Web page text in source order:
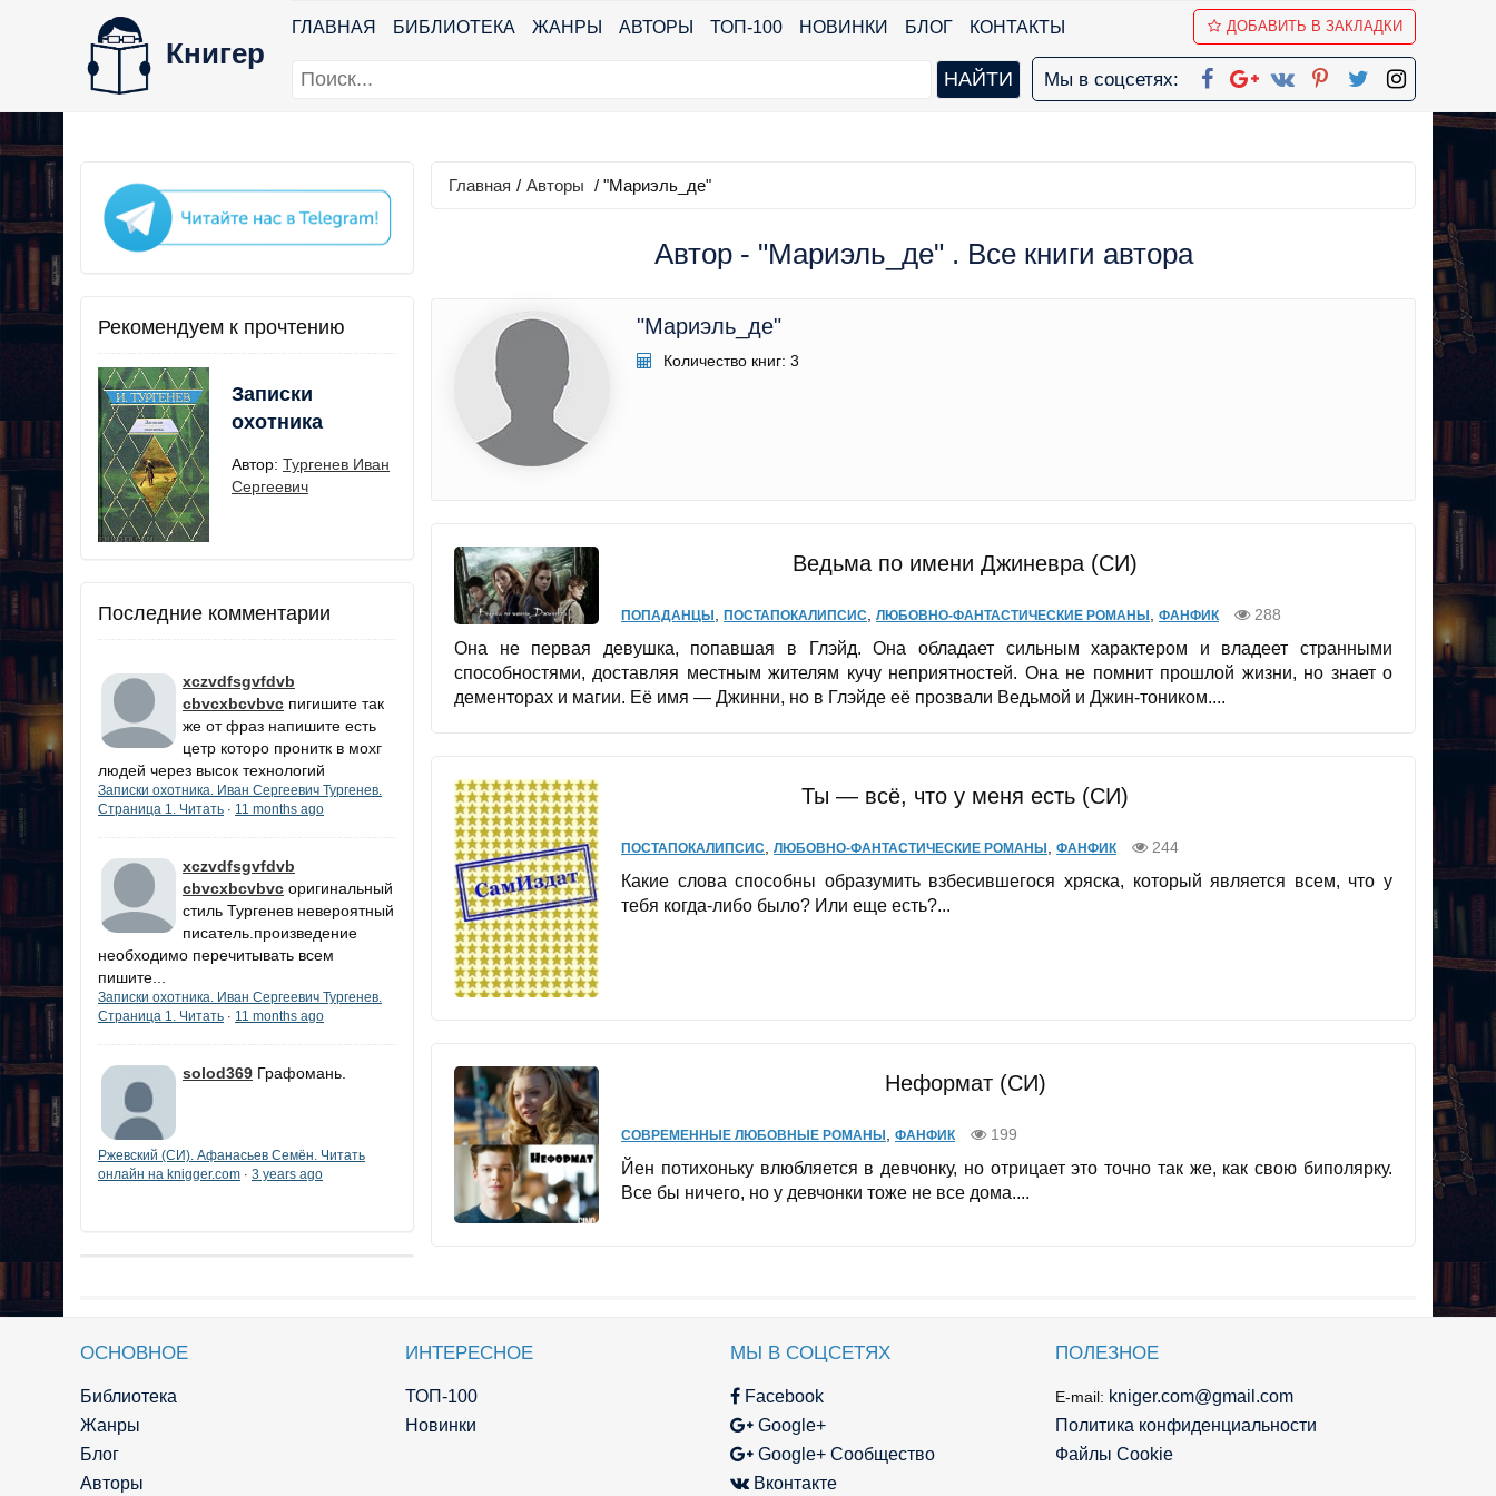
Книгер
ГЛАВНАЯ БИБЛИОТЕКА ЖАНРЫ АВТОРЫ ТОП-100 НОВИНКИ БЛОГ КОНТАКТЫ ДОБАВИТЬ В ЗАКЛАДКИ
Мы в соцсетях:
Рекомендуем к прочтению
Записки
охотника
Автор: Тургенев Иван
Сергеевич
Последние комментарии
xczvdfsgvfdvb
cbvcxbcvbvc пигишите так
же от фраз напишите есть
цетр которо пронитк в мохг
людей через высок технологий
Записки охотника. Иван Сергеевич Тургенев.
Страница 1. Читать · 11 months ago
xczvdfsgvfdvb
cbvcxbcvbvc оригинальный
стиль Тургенев невероятный
писатель.произведение
необходимо перечитывать всем
пишите...
Записки охотника. Иван Сергеевич Тургенев.
Страница 1. Читать · 11 months ago
solod369 Графомань.
Ржевский (СИ). Афанасьев Семён. Читать
онлайн на knigger.com · 3 years ago
Главная / Авторы / "Мариэль_де"
Автор - "Мариэль_де" . Все книги автора
"Мариэль_де"
Количество книг: 3
Ведьма по имени Джиневра (СИ)
ПОПАДАНЦЫ ПОСТАПОКАЛИПСИС ЛЮБОВНО-ФАНТАСТИЧЕСКИЕ РОМАНЫ ФАНФИК 288
Она не первая девушка, попавшая в Глэйд. Она обладает сильным характером и владеет странными
способностями, доставляя местным жителям кучу неприятностей. Она не помнит прошлой жизни, но знает о
дементорах и магии. Её имя — Джинни, но в Глэйде её прозвали Ведьмой и Джин-тоником....
Ты — всё, что у меня есть (СИ)
ПОСТАПОКАЛИПСИС ЛЮБОВНО-ФАНТАСТИЧЕСКИЕ РОМАНЫ ФАНФИК 244
Какие слова способны образумить взбесившегося хряска, который является всем, что у
тебя когда-либо было? Или еще есть?...
Неформат (СИ)
СОВРЕМЕННЫЕ ЛЮБОВНЫЕ РОМАНЫ ФАНФИК 199
Йен потихоньку влюбляется в девчонку, но отрицает это точно так же, как свою биполярку.
Все бы ничего, но у девчонки тоже не все дома....
ОСНОВНОЕ
Библиотека
Жанры
Блог
Авторы
ИНТЕРЕСНОЕ
ТОП-100
Новинки
МЫ В СОЦСЕТЯХ
Facebook
Google+
Google+ Сообщество
Вконтакте
ПОЛЕЗНОЕ
E-mail: kniger.com@gmail.com
Политика конфиденциальности
Файлы Cookie